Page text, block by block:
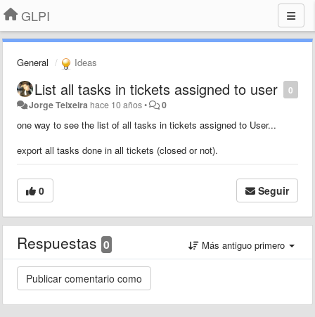
GLPI
General Ideas
0
List all tasks in tickets assigned to user
Jorge Teixeira hace 10 años• 0
one way to see the list of all tasks in tickets assigned to User...
export all tasks done in all tickets (closed or not).
0 Seguir
Respuestas 0 Más antiguo primero